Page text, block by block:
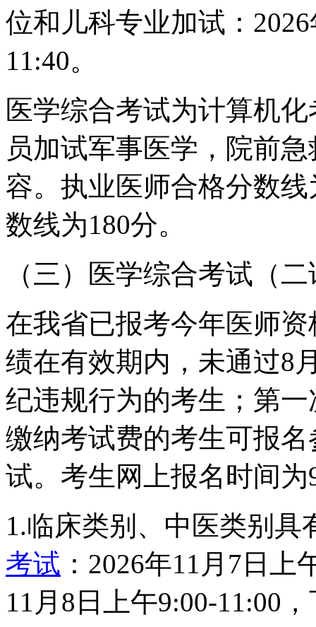
位和儿科专业加试：
11:40。
医学综合考试为计算机
员加试军事医学，院前
容。执业医师合格分数
数线为180分。
（三）医学综合考试（
在我省已报考今年医师
绩在有效期内，未通过8
纪违规行为的考生；第
缴纳考试费的考生可报
试。考生网上报名时间
1.临床类别、中医类别具
考试 ：2026年11月7日上
11月8日上午9:00-11:00